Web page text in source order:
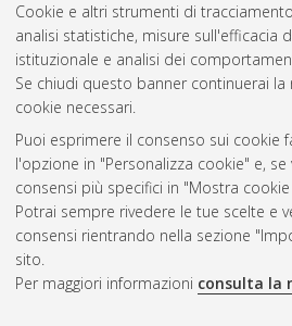
Cookie e altri strumenti di
analisi statistiche, misure sull'efficacia
istituzionale e analisi dei
Se chiudi questo banner continuerai la
cookie necessari.
Puoi esprimere il consenso sui cookie
l'opzione in "Personalizza cookie" e,
consensi più specifici in "Mostra
Potrai sempre rivedere le tue scelte e
consensi rientrando nella sezione
sito.
Per maggiori informazioni consulta la
Questa lista e' stata generata il
Atom
Rss 1.0
Rss 2.0
ISSN: 2038-7946